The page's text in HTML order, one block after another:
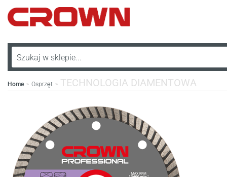
Home > Osprzęt > TECHNOLOGIA DIAMENTOWA